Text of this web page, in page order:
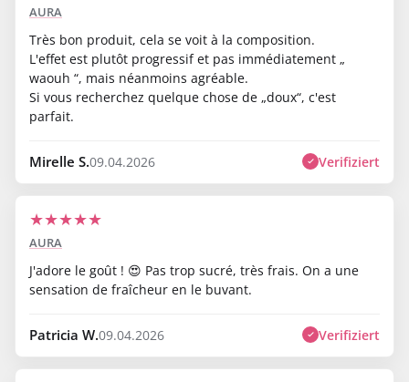
AURA
Très bon produit, cela se voit à la composition.
L'effet est plutôt progressif et pas immédiatement „
waouh “, mais néanmoins agréable.
Si vous recherchez quelque chose de „doux“, c'est
parfait.
Mirelle S.09.04.2026 Verifiziert
★★★★★
AURA
J'adore le goût ! 😍 Pas trop sucré, très frais. On a une
sensation de fraîcheur en le buvant.
Patricia W.09.04.2026 Verifiziert